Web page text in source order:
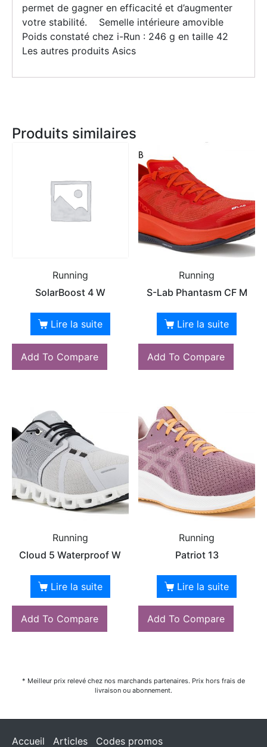
permet de gagner en efficacité et d’augmenter
votre stabilité. Semelle intérieure amovible
Poids constaté chez i-Run : 246 g en taille 42
Les autres produits Asics
Produits similaires
Running
SolarBoost 4 W
Lire la suite
Add To Compare
Running
S-Lab Phantasm CF M
Lire la suite
Add To Compare
Running
Cloud 5 Waterproof W
Lire la suite
Add To Compare
Running
Patriot 13
Lire la suite
Add To Compare
* Meilleur prix relevé chez nos marchands partenaires. Prix hors frais de
livraison ou abonnement.
Accueil Articles Codes promos